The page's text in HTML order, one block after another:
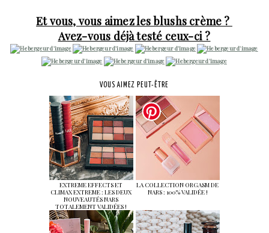
Et vous, vous aimez les blushs crème ?
Avez-vous déjà testé ceux-ci ?
VOUS AIMEZ PEUT-ÊTRE
EXTREME EFFECTS ET
CLIMAX EXTREME : LES DEUX
NOUVEAUTÉS NARS
TOTALEMENT VALIDÉES !
LA COLLECTION ORGASM DE
NARS : 100% VALIDÉE !